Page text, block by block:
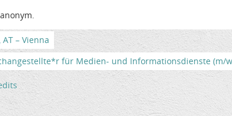
– Vienna
für Medien- und Informationsdienste (m/